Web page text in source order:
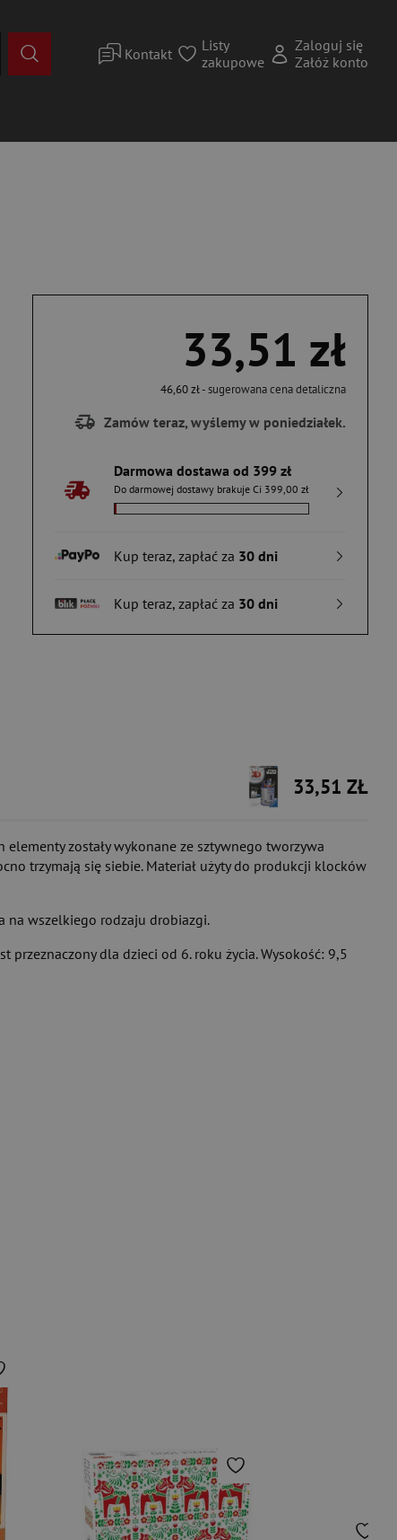
Kontakt
Listy
zakupowe
Zaloguj się
Załóż konto
33,51 zł
46,60 zł- sugerowana cena detaliczna
Zamów teraz, wyślemy w poniedziałek.
Darmowa dostawa od 399 zł
Do darmowej dostawy brakuje Ci 399,00 zł
Kup teraz, zapłać za 30 dni
Kup teraz, zapłać za 30 dni
33,51 ZŁ
zostały wykonane ze sztywnego tworzywa
trzymają się siebie. Materiał użyty do produkcji klocków
na wszelkiego rodzaju drobiazgi.
przeznaczony dla dzieci od 6. roku życia. Wysokość: 9,5